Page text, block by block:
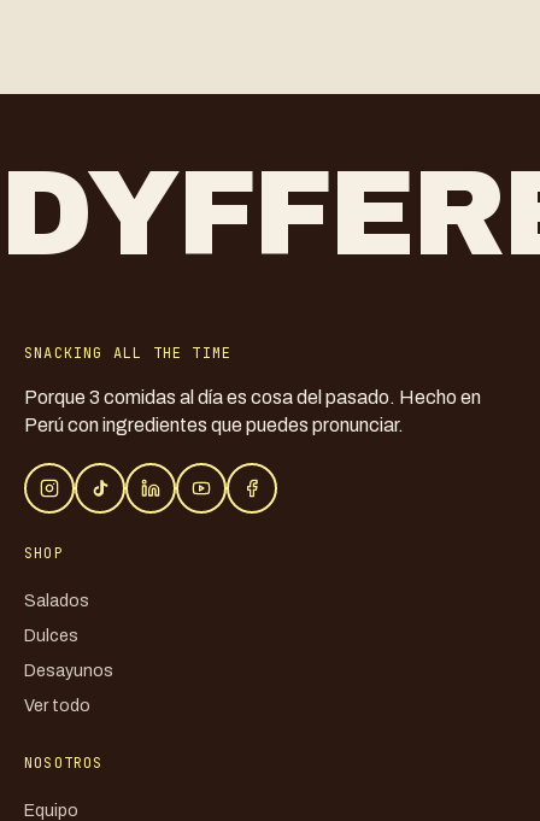
SNACKING ALL THE TIME
Porque 3 comidas al día es cosa del pasado. Hecho en
Perú con ingredientes que puedes pronunciar.
SHOP
Salados
Dulces
Desayunos
Ver todo
NOSOTROS
Equipo